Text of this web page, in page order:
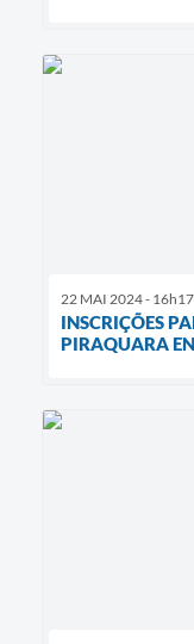
22 MAI 2024 - 16h17
INSCRIÇÕES
PIRAQUARA